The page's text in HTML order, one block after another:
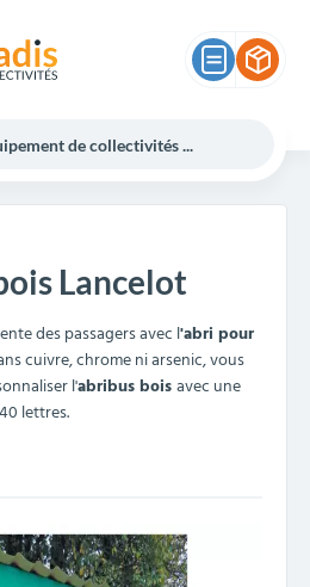
Lancelot
des passagers avec l'abri pour
cuivre, chrome ni arsenic, vous
l'abribus boisavec une
lettres.